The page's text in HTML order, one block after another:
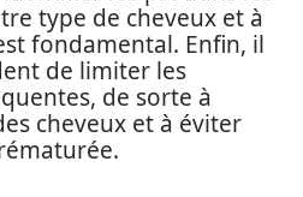
type de cheveux et à
fondamental. Enfin, il
de limiter les
de sorte à
cheveux et à éviter